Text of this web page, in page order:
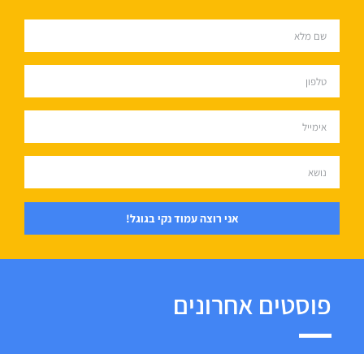
אני רוצה עמוד נקי בגוגל!
פוסטים אחרונים